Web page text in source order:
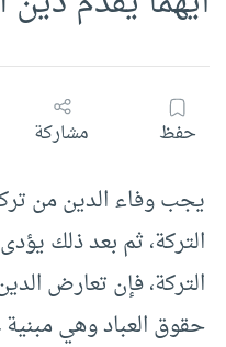
حفظ مشاركة
يجب وفاء الدين من
التركة، ثم بعد ذلك
التركة، فإن تعارض
حقوق العباد وهي مبنية